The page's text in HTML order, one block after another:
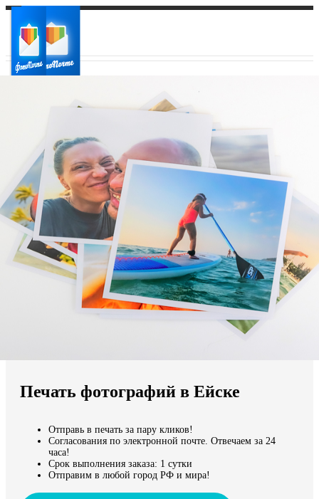
Ваш регион доставки
Выберите из списка:
Мы доставляем по всему миру
Продолжить без города
Печать фотографий в Ейске
Отправь в печать за пару кликов!
Согласования по электронной почте. Отвечаем за 24
часа!
Срок выполнения заказа: 1 сутки
Отправим в любой город РФ и мира!